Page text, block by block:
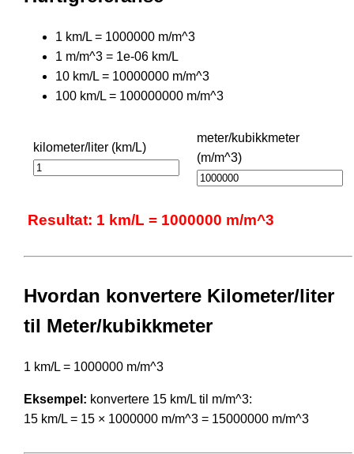
1 km/L = 1000000 m/m^3
1 m/m^3 = 1e-06 km/L
10 km/L = 10000000 m/m^3
100 km/L = 100000000 m/m^3
kilometer/liter (km/L)
meter/kubikkmeter
(m/m^3)
Resultat: 1 km/L = 1000000 m/m^3
Hvordan konvertere Kilometer/liter
til Meter/kubikkmeter
1 km/L = 1000000 m/m^3
Eksempel: konvertere 15 km/L til m/m^3:
15 km/L = 15 × 1000000 m/m^3 = 15000000 m/m^3